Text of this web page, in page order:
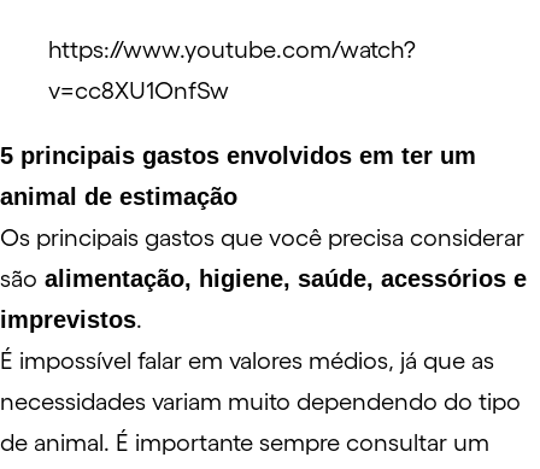
https://www.youtube.com/watch?
v=cc8XU1OnfSw
5 principais gastos envolvidos em ter um
animal de estimação
Os principais gastos que você precisa considerar
são alimentação, higiene, saúde, acessórios e
imprevistos.
É impossível falar em valores médios, já que as
necessidades variam muito dependendo do tipo
de animal. É importante sempre consultar um